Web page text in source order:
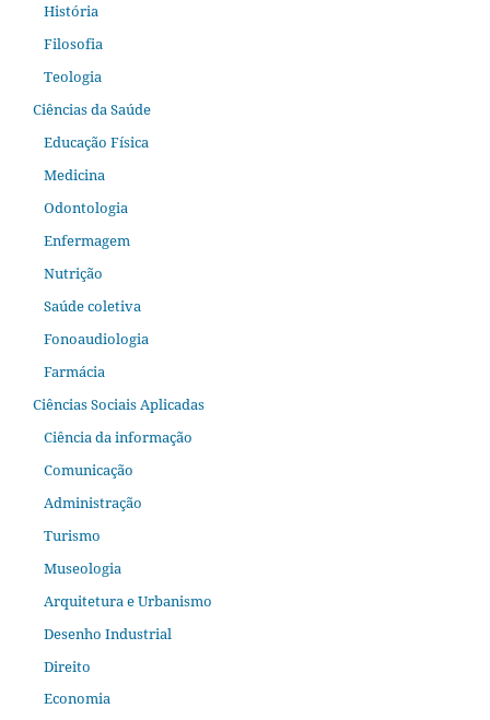
História
Filosofia
Teologia
Ciências da Saúde
Educação Física
Medicina
Odontologia
Enfermagem
Nutrição
Saúde coletiva
Fonoaudiologia
Farmácia
Ciências Sociais Aplicadas
Ciência da informação
Comunicação
Administração
Turismo
Museologia
Arquitetura e Urbanismo
Desenho Industrial
Direito
Economia